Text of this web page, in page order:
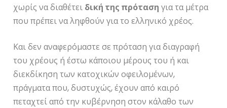
χωρίς να διαθέτει δική της πρόταση για τα μέτρα
που πρέπει να ληφθούν για το ελληνικό χρέος.
Και δεν αναφερόμαστε σε πρόταση για διαγραφή
του χρέους ή έστω κάποιου μέρους του ή και
διεκδίκηση των κατοχικών οφειλομένων,
πράγματα που, δυστυχώς, έχουν από καιρό
πεταχτεί από την κυβέρνηση στον κάλαθο των